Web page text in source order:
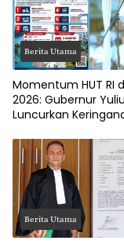
Berita Utama
Momentum HUT RI
2026: Gubernur
Luncurkan
Berita Utama